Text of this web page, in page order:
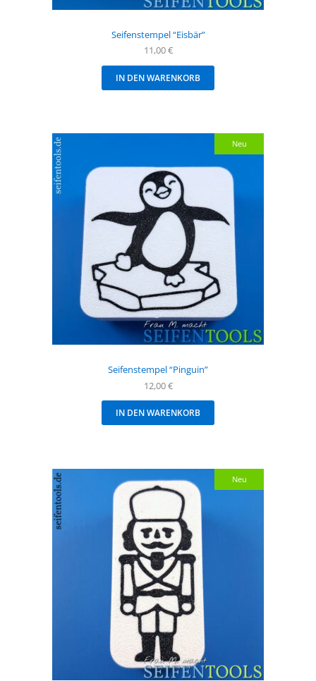
Seifenstempel “Eisbär”
11,00€
IN DEN WARENKORB
Neu
Seifenstempel “Pinguin”
12,00€
IN DEN WARENKORB
Neu